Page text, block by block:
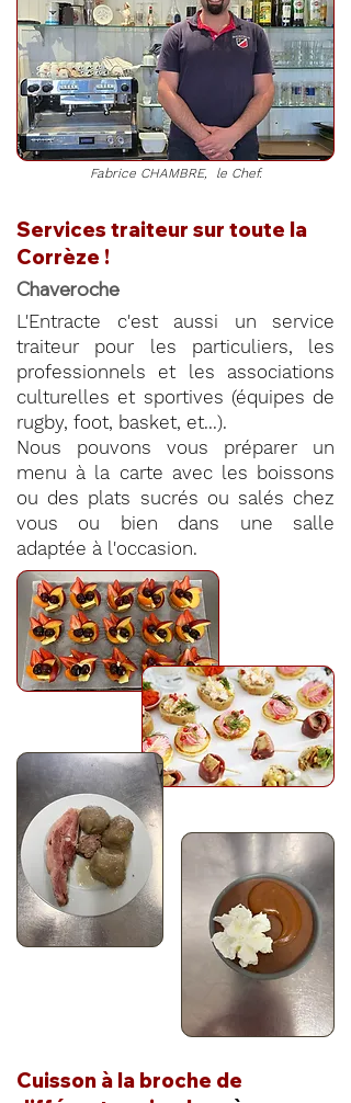
Fabrice CHAMBRE, le Chef.
Services traiteur sur toute la
Corrèze !
Chaveroche
L'Entracte c'est aussi un service
traiteur pour les particuliers, les
professionnels et les associations
culturelles et sportives (équipes de
rugby, foot, basket, et...).
Nous pouvons vous préparer un
menu à la carte avec les boissons
ou des plats sucrés ou salés chez
vous ou bien dans une salle
adaptée à l'occasion.
Cuisson à la broche de